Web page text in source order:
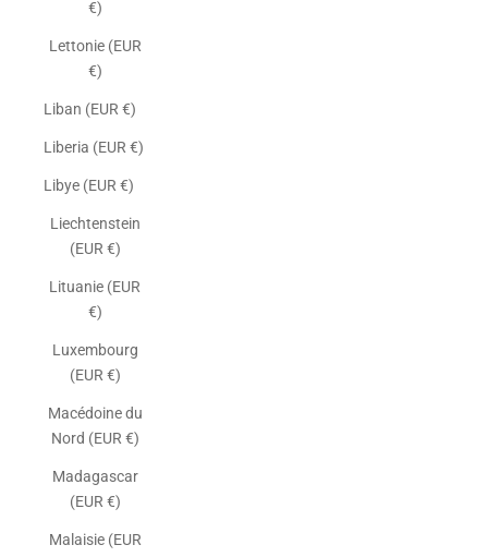
€)
Lettonie (EUR
€)
Liban (EUR €)
Liberia (EUR €)
Libye (EUR €)
Liechtenstein
(EUR €)
Lituanie (EUR
€)
Luxembourg
(EUR €)
Macédoine du
Nord (EUR €)
Madagascar
(EUR €)
Malaisie (EUR